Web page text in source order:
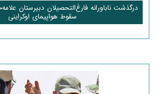
درگذشت ناباورانه فارغ‌التحصیلان دبیرستان
سقوط هواپیمای اوکراینی